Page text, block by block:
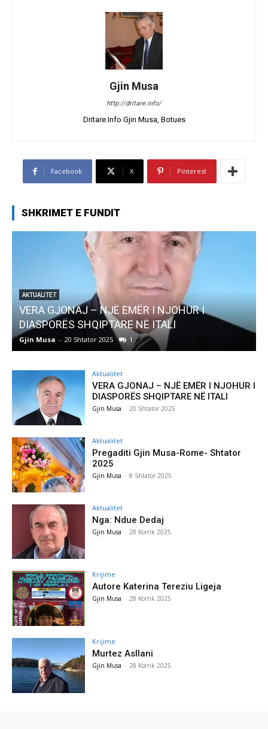
Gjin Musa
http://dritare.info/
Dritare.Info Gjin Musa, Botues
Facebook X Pinterest
SHKRIMET E FUNDIT
AKTUALITET
Pregaditi Gjin Musa-Rome- Shtator 2025
Gjin Musa - 8 Shtator 2025 0
Aktualitet
VERA GJONAJ – NJË EMËR I NJOHUR I
DIASPORËS SHQIPTARE NË ITALI
Gjin Musa - 20 Shtator 2025
Aktualitet
Pregaditi Gjin Musa-Rome- Shtator
2025
Gjin Musa - 8 Shtator 2025
Aktualitet
Nga: Ndue Dedaj
Gjin Musa - 28 Korrik 2025
Krijime
Autore Katerina Tereziu Ligeja
Gjin Musa - 28 Korrik 2025
Krijime
Murtez Asllani
Gjin Musa - 28 Korrik 2025